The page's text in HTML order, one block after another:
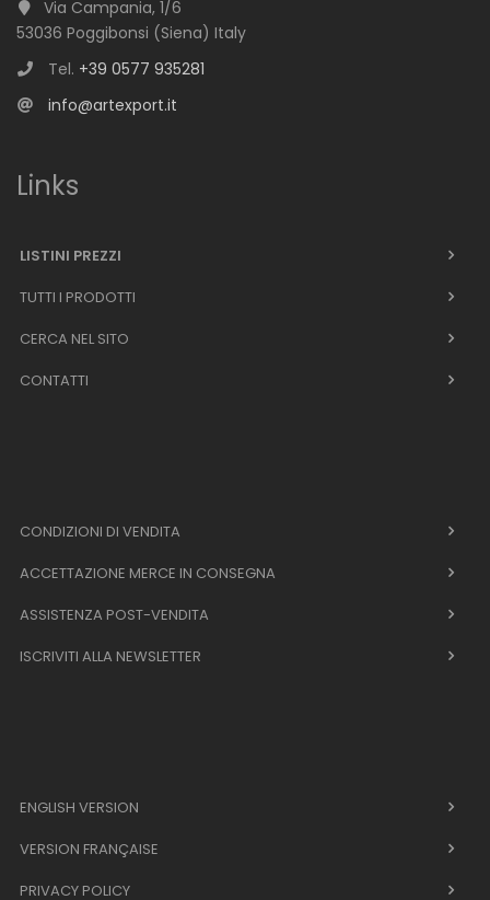
Via Campania, 1/6
53036 Poggibonsi (Siena) Italy
Tel. +39 0577 935281
info@artexport.it
Links
LISTINI PREZZI
TUTTI I PRODOTTI
CERCA NEL SITO
CONTATTI
CONDIZIONI DI VENDITA
ACCETTAZIONE MERCE IN CONSEGNA
ASSISTENZA POST-VENDITA
ISCRIVITI ALLA NEWSLETTER
ENGLISH VERSION
VERSION FRANÇAISE
PRIVACY POLICY